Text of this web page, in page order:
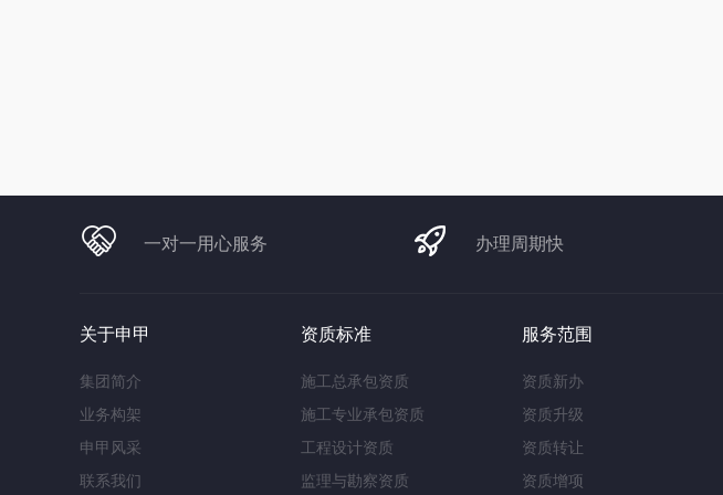
一对一用心服务 办理周期快
关于申甲
集团简介
业务构架
申甲风采
联系我们
资质标准
施工总承包资质
施工专业承包资质
工程设计资质
监理与勘察资质
服务范围
资质新办
资质升级
资质转让
资质增项